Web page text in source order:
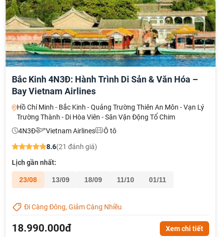
Bắc Kinh 4N3Đ: Hành Trình Di Sản & Văn Hóa –
Bay Vietnam Airlines
Hồ Chí Minh - Bắc Kinh - Quảng Trường Thiên An Môn - Vạn Lý
Trường Thành - Di Hòa Viên - Sân Vận Động Tổ Chim
4N3Đ
Vietnam Airlines
Ô tô
8.6(21 đánh giá)
Lịch gần nhất:
23/08 13/09 18/09 11/10 01/11
Đi Càng Đông, Giảm Càng Nhiều
18.990.000đ Xem chi tiết